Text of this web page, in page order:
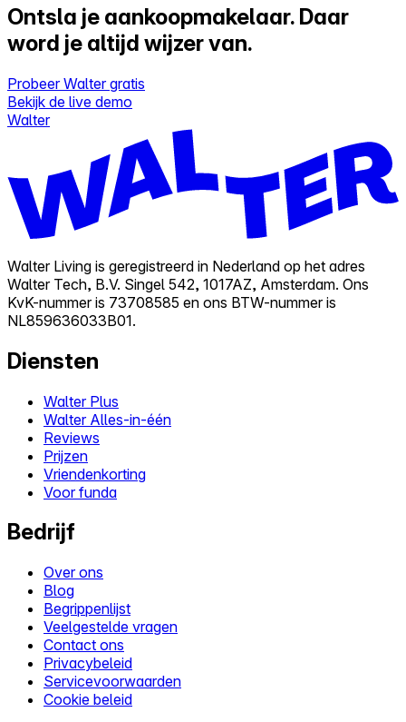
Ontsla je aankoopmakelaar. Daar
word je altijd wijzer van.
Probeer Walter gratis
Bekijk de live demo
Walter
Walter Living is geregistreerd in Nederland op het adres
Walter Tech, B.V. Singel 542, 1017AZ, Amsterdam. Ons
KvK-nummer is 73708585 en ons BTW-nummer is
NL859636033B01.
Diensten
Walter Plus
Walter Alles-in-één
Reviews
Prijzen
Vriendenkorting
Voor funda
Bedrijf
Over ons
Blog
Begrippenlijst
Veelgestelde vragen
Contact ons
Privacybeleid
Servicevoorwaarden
Cookie beleid